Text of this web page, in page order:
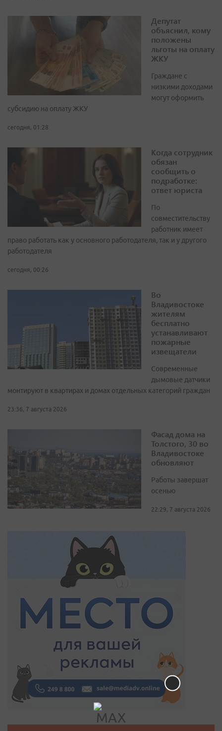
Депутат
объяснил, кому
положены
льготы на оплату
ЖКУ
Граждане с
низкими доходами
могут оформить
субсидию на оплату ЖКУ
сегодня, 01:28
Когда сотрудник
обязан
сообщить о
подработке:
ответ юриста
По
совместительству
работник имеет
право работать как у основного работодателя, так и у другого
работодателя
сегодня, 00:26
Во
Владивостоке
жителям
бесплатно
устанавливают
пожарные
извещатели
Современные
дымовые датчики
монтируют в квартирах и домах отдельных категорий граждан
23:36, 7 августа 2026
Фасад дома на
Толстого, 30 во
Владивостоке
обновляют
Работы завершат
осенью
22:29, 7 августа 2026